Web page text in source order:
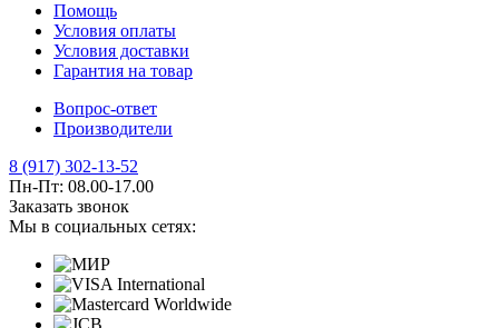
Помощь
Условия оплаты
Условия доставки
Гарантия на товар
Вопрос-ответ
Производители
8 (917) 302-13-52
Пн-Пт: 08.00-17.00
Заказать звонок
Мы в социальных сетях: